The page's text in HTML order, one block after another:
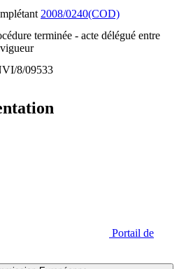
2008/0240(COD)
terminée - acte délégué entre
8/09533
Portail de